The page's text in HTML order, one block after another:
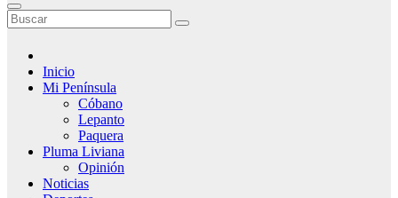
Inicio
Mi Península
Cóbano
Lepanto
Paquera
Pluma Liviana
Opinión
Noticias